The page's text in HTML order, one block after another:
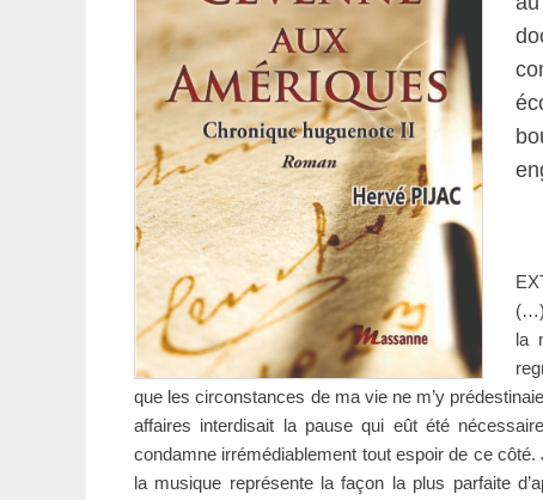
(…)
la
que les circonstances de ma vie ne m’y
affaires interdisait la pause qui eût été
condamne irrémédiablement tout espoir de ce
la musique représente la façon la plus parfaite